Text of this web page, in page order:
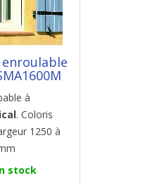
à
. Coloris
1250 à
stock